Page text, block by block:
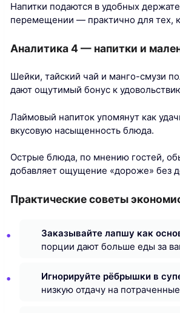
Напитки подаются в удобных
перемещении — практично для тех,
Аналитика 4 — напитки и
Шейки, тайский чай и манго-смузи
дают ощутимый бонус к
Лаймовый напиток упомянут как
вкусовую насыщенность блюда.
Острые блюда, по мнению гостей,
добавляет ощущение «дороже» без
Практические советы
Заказывайте лапшу как
порции дают больше еды за
Игнорируйте рёбрышки в
низкую отдачу на потраченные